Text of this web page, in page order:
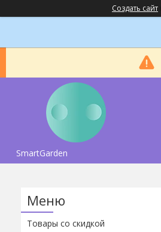
Создать сайт
SmartGarden
Товары со скидкой